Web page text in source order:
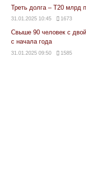
Треть долга – Т20 млрд
31.01.2025 10:45 1673
Свыше 90 человек с
с начала года
31.01.2025 09:50 1585